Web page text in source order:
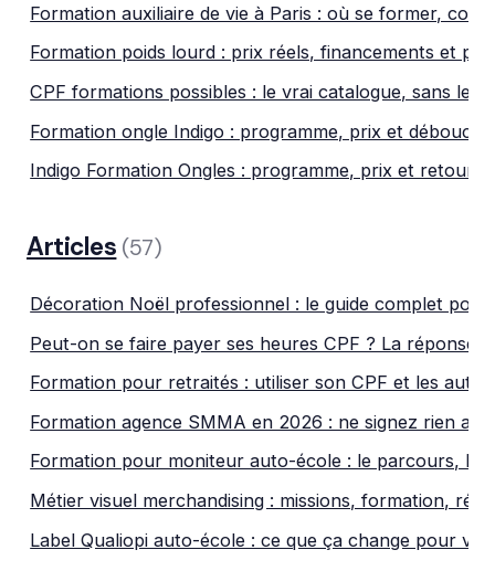
Formation auxiliaire de vie à Paris : où se former,
Formation poids lourd : prix réels, financements et
CPF formations possibles : le vrai catalogue, sans les
Formation ongle Indigo : programme, prix et
Indigo Formation Ongles : programme, prix et retours
Articles (57)
Décoration Noël professionnel : le guide complet
Peut-on se faire payer ses heures CPF ? La réponse
Formation pour retraités : utiliser son CPF et les
Formation agence SMMA en 2026 : ne signez rien
Formation pour moniteur auto-école : le parcours, le
Métier visuel merchandising : missions, formation,
Label Qualiopi auto-école : ce que ça change pour